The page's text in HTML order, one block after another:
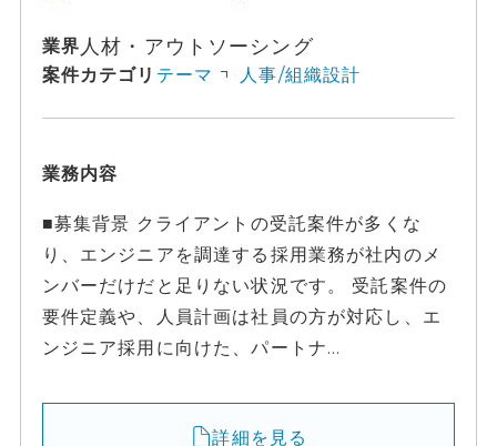
業界 人材・アウトソーシング
案件カテゴリ テーマ 人事/組織設計
業務内容
■募集背景 クライアントの受託案件が多くな
り、エンジニアを調達する採用業務が社内のメ
ンバーだけだと足りない状況です。 受託案件の
要件定義や、人員計画は社員の方が対応し、エ
ンジニア採用に向けた、パートナ...
詳細を見る